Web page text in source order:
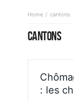
Home cantons
CANTONS
: les